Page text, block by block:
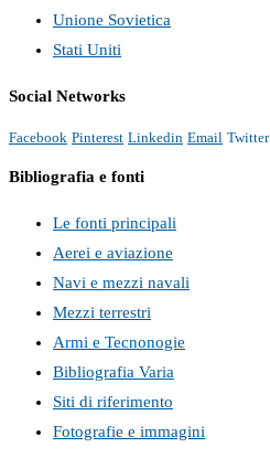
Unione Sovietica
Stati Uniti
Social Networks
Facebook Pinterest Linkedin Email Twitter
Bibliografia e fonti
Le fonti principali
Aerei e aviazione
Navi e mezzi navali
Mezzi terrestri
Armi e Tecnonogie
Bibliografia Varia
Siti di riferimento
Fotografie e immagini